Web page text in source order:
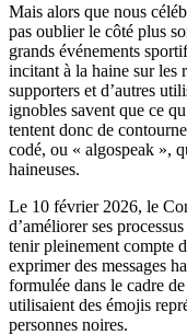
Mais alors que nous
pas oublier le côté plus
grands événements
incitant à la haine sur les
supporters et d’autres
ignobles savent que ce
tentent donc de
codé, ou « algospeak »,
haineuses.
Le 10 février 2026, le
d’améliorer ses
tenir pleinement compte
exprimer des messages
formulée dans le cadre
utilisaient des émojis
personnes noires.